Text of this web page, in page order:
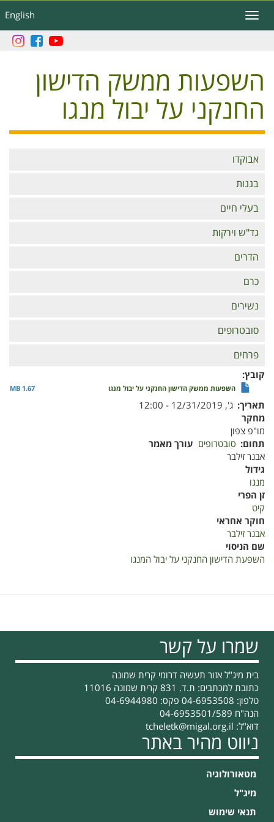
לתוכן
העיקרי
English
Toggle
navigation
השפעות ממשק הדישון
החנקני על יבול מנגו
Branches
אבוקדו
בננות
בעלי חיים
גד"ש וירקות
הדרים
כרם
נשירים
סובטרופים
פרחים
קובץ
השפעות ממשק הדישון החנקני על יבול מנגו 1.67 MB
תאריך ג', 12/31/2019 - 12:00
מחקר
מו"פ צפון
תחום סובטרופים עורך מאמר
אבנר זילבר
גידול
מנגו
זן הפרי
קיט
חוקר אחראי
אבנר זילבר
שם הניסוי
השפעת הדישון החנקני על יבול המנגו
שמרו על קשר
בית מיג"ל אזור תעשיה דרומי קרית שמונה
כתובת למכתבים: ת.ד. 831 קרית שמונה 11016
טלפון: 04-6953508 פקס: 04-6944980
הנה"ח 04-6953501/589
דוא"ל: tcheletk@migal.org.il
ניווט מהיר באתר
מטאורולוגיה
מיג"ל
תנאי שימוש